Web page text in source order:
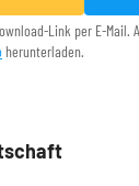
Link per E-Mail.
herunterladen.